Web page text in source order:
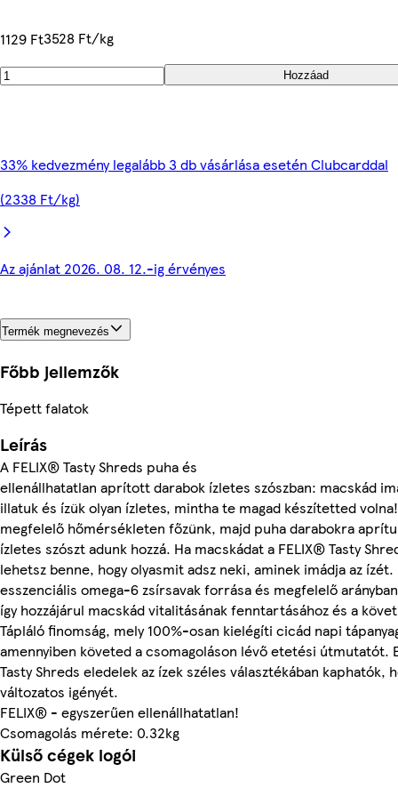
1129 Ft3528 Ft/kg
Hozzáad
33% kedvezmény legalább 3 db vásárlása esetén Clubcarddal
(2338 Ft/kg)
Az ajánlat 2026. 08. 12.-ig érvényes
Termék megnevezés
Főbb jellemzők
Tépett falatok
Leírás
A FELIX® Tasty Shreds puha és
ellenállhatatlan aprított darabok ízletes szószban: macskád
illatuk és ízük olyan ízletes, mintha te magad készítetted
megfelelő hőmérsékleten főzünk, majd puha darabokra
ízletes szószt adunk hozzá. Ha macskádat a FELIX® Tasty
lehetsz benne, hogy olyasmit adsz neki, aminek imádja az
esszenciális omega-6 zsírsavak forrása és megfelelő
így hozzájárul macskád vitalitásának fenntartásához és a
Tápláló finomság, mely 100%-osan kielégíti cicád napi
amennyiben követed a csomagoláson lévő etetési útmutatót.
Tasty Shreds eledelek az ízek széles választékában kaphatók,
változatos igényét.
FELIX® - egyszerűen ellenállhatatlan!
Csomagolás mérete: 0.32kg
Külső cégek logói
Green Dot